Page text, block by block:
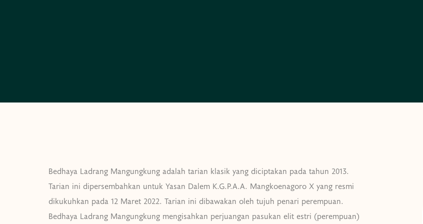
Bedhaya Ladrang Mangungkung adalah tarian klasik yang diciptakan pada tahun 2013.
Tarian ini dipersembahkan untuk Yasan Dalem K.G.P.A.A. Mangkoenagoro X yang resmi
dikukuhkan pada 12 Maret 2022. Tarian ini dibawakan oleh tujuh penari perempuan.
Bedhaya Ladrang Mangungkung mengisahkan perjuangan pasukan elit estri (perempuan)